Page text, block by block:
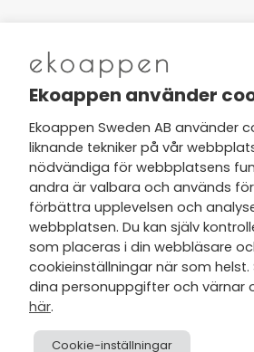
Nytt från Ekoappen
Jag har tagit del av
personuppgifts- och
integritetspolicyoch tar
av nyheter, hälsotips och
erbjudanden via min e-
Ekoappen använder
Ekoappen Sweden AB använder
liknande tekniker på vår
nödvändiga för webbplatsens
andra är valbara och används
förbättra upplevelsen och
webbplatsen. Du kan själv
som placeras i din webbläsare
cookieinställningar när som helst.
dina personuppgifter och värnar
här.
Cookie-inställningar